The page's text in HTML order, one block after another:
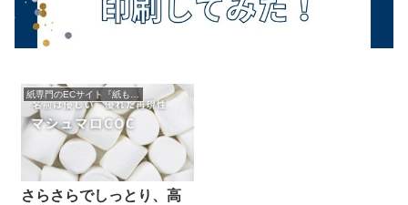
紙専門のECサイト『紙もっと！』の商品紹介！
さらさらでしっとり、高